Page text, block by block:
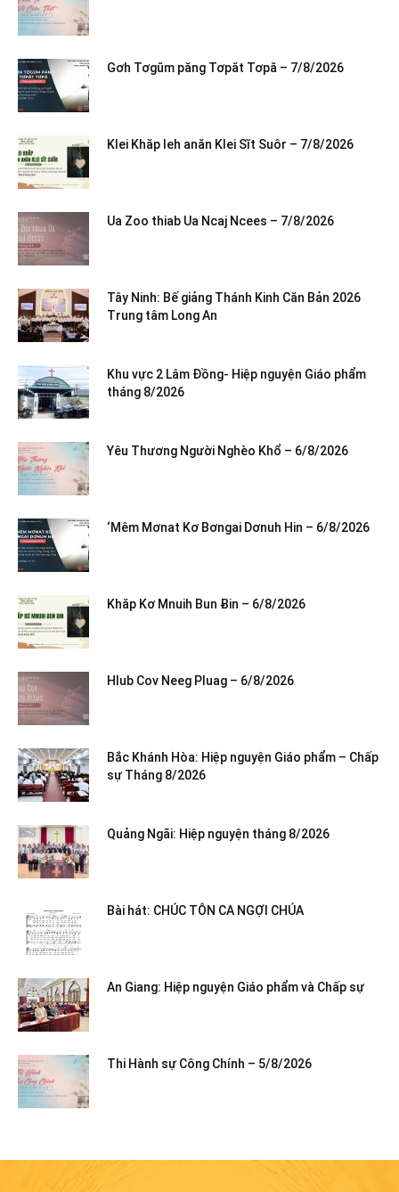
Gơh Tơgŭm păng Tơpăt Tơpă – 7/8/2026
Klei Khăp leh anăn Klei Sĭt Suôr – 7/8/2026
Ua Zoo thiab Ua Ncaj Ncees – 7/8/2026
Tây Ninh: Bế giảng Thánh Kinh Căn Bản 2026
Trung tâm Long An
Khu vực 2 Lâm Đồng- Hiệp nguyện Giáo phẩm
tháng 8/2026
Yêu Thương Người Nghèo Khổ – 6/8/2026
‘Mêm Mơnat Kơ Bơngai Dơnuh Hin – 6/8/2026
Khăp Kơ Mnuih Bun Ƀin – 6/8/2026
Hlub Cov Neeg Pluag – 6/8/2026
Bắc Khánh Hòa: Hiệp nguyện Giáo phẩm – Chấp
sự Tháng 8/2026
Quảng Ngãi: Hiệp nguyện tháng 8/2026
Bài hát: CHÚC TÔN CA NGỢI CHÚA
An Giang: Hiệp nguyện Giáo phẩm và Chấp sự
Thi Hành sự Công Chính – 5/8/2026